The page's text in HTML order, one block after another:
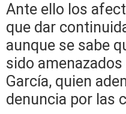
Ante ello los
que dar
aunque se sabe
sido
García, quien
denuncia por las